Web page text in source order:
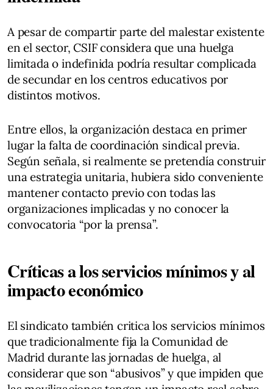
A pesar de compartir parte del malestar existente
en el sector, CSIF considera que una huelga
limitada o indefinida podría resultar complicada
de secundar en los centros educativos por
distintos motivos.
Entre ellos, la organización destaca en primer
lugar la falta de coordinación sindical previa.
Según señala, si realmente se pretendía construir
una estrategia unitaria, hubiera sido conveniente
mantener contacto previo con todas las
organizaciones implicadas y no conocer la
convocatoria “por la prensa”.
Críticas a los servicios mínimos y al
impacto económico
El sindicato también critica los servicios mínimos
que tradicionalmente fija la Comunidad de
Madrid durante las jornadas de huelga, al
considerar que son “abusivos” y que impiden que